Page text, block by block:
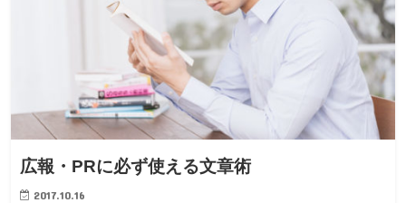
広報・PRに必ず使える文章術
2017.10.16